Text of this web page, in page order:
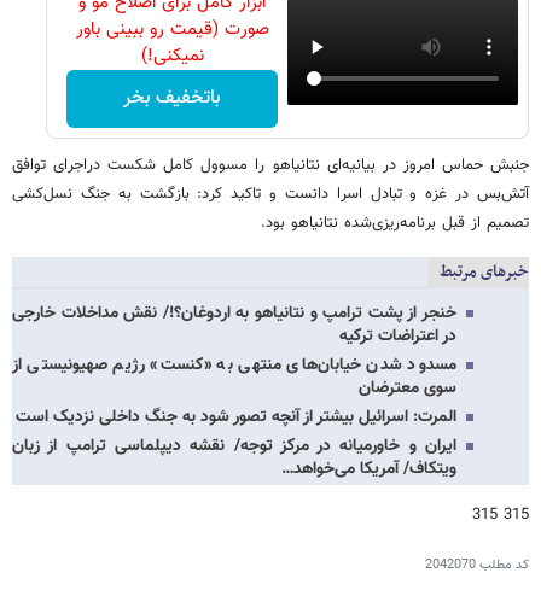
صورت (قیمت رو ببینی باور
نمیکنی!)
باتخفیف بخر
جنبش حماس امروز در بیانیه‌ای نتانیاهو را مسوول کامل شکست دراجرای توافق
آتش‌بس در غزه و تبادل اسرا دانست و تاکید کرد: بازگشت به جنگ نسل‌کشی
تصمیم از قبل برنامه‌ریزی‌شده نتانیاهو بود.
خبرهای مرتبط
خنجر از پشت ترامپ و نتانیاهو به اردوغان؟!/ نقش مداخلات خارجی
در اعتراضات ترکیه
مسدود شدن خیابان‌های منتهی به «کنست» رژیم صهیونیستی از
سوی معترضان
المرت: اسرائیل بیشتر از آنچه تصور شود به جنگ داخلی نزدیک است
ایران و خاورمیانه در مرکز توجه/ نقشه دیپلماسی ترامپ از زبان
ویتکاف/ آمریکا می‌خواهد…
315 315
کد مطلب2042070